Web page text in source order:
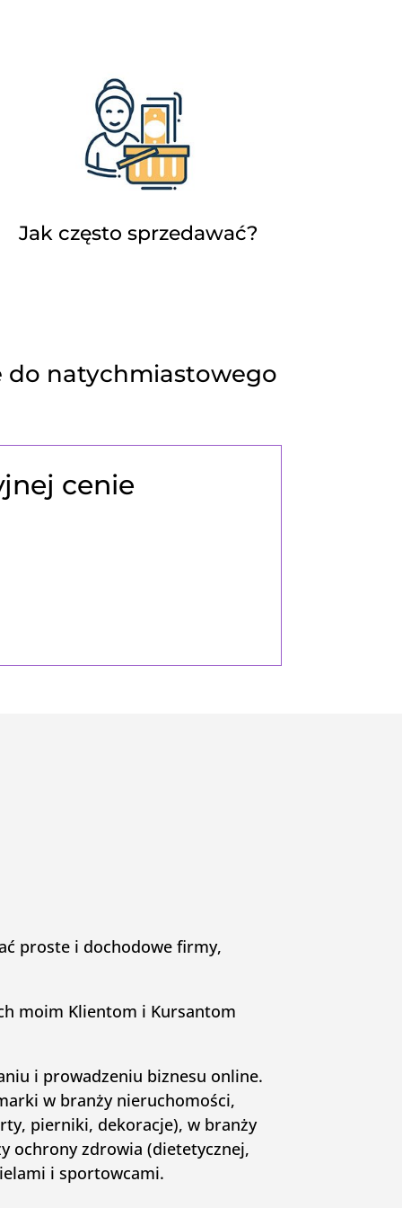
Jak często sprzedawać?
do natychmiastowego
cenie
proste i dochodowe firmy,
moim Klientom i Kursantom
i prowadzeniu biznesu online.
w branży nieruchomości,
pierniki, dekoracje), w branży
ochrony zdrowia (dietetycznej,
i sportowcami.